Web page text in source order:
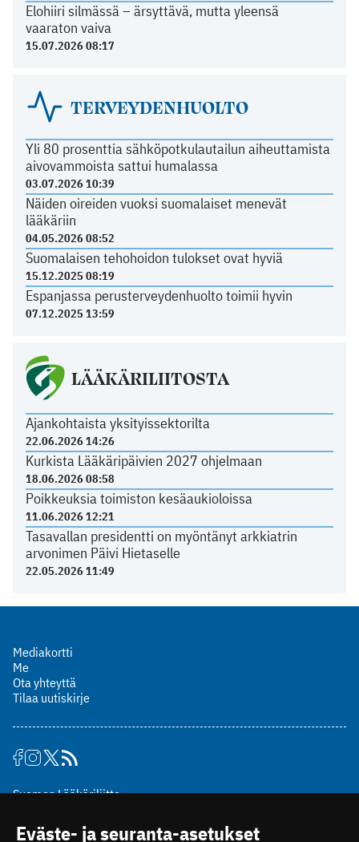
Elohiiri silmässä – ärsyttävä, mutta yleensä
vaaraton vaiva
15.07.2026 08:17
TERVEYDENHUOLTO
Yli 80 prosenttia sähköpotkulautailun aiheuttamista
aivovammoista sattui humalassa
03.07.2026 10:39
Näiden oireiden vuoksi suomalaiset menevät
lääkäriin
04.05.2026 08:52
Suomalaisen tehohoidon tulokset ovat hyviä
15.12.2025 08:19
Espanjassa perusterveydenhuolto toimii hyvin
07.12.2025 13:59
LÄÄKÄRILIITOSTA
Ajankohtaista yksityissektorilta
22.06.2026 14:26
Kurkista Lääkäripäivien 2027 ohjelmaan
18.06.2026 08:58
Poikkeuksia toimiston kesäaukioloissa
11.06.2026 12:21
Tasavallan presidentti on myöntänyt arkkiatrin
arvonimen Päivi Hietaselle
22.05.2026 11:49
Mediakortti
Me
Ota yhteyttä
Tilaa uutiskirje
Suomen Lääkäriliitto
00510 Helsinki
Eväste- ja seuranta-asetukset